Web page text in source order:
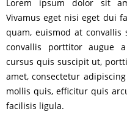
Lorem ipsum dolor sit
Vivamus eget nisi eget dui
quam, euismod at convallis
convallis porttitor augue
cursus quis suscipit ut,
amet, consectetur
mollis quis, efficitur quis
facilisis ligula.